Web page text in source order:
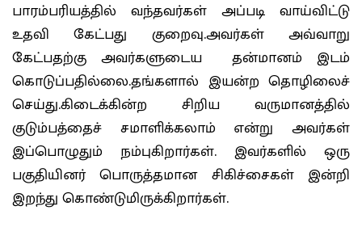
பாரம்பரியத்தில் வந்தவர்கள் அப்படி வாய்விட்டு
உதவி கேட்பது குறைவு.அவர்கள் அவ்வாறு
கேட்பதற்கு அவர்களுடைய தன்மானம் இடம்
கொடுப்பதில்லை.தங்களால் இயன்ற தொழிலைச்
செய்து.கிடைக்கின்ற சிறிய வருமானத்தில்
குடும்பத்தைச் சமாளிக்கலாம் என்று அவர்கள்
இப்பொழுதும் நம்புகிறார்கள். இவர்களில் ஒரு
பகுதியினர் பொருத்தமான சிகிச்சைகள் இன்றி
இறந்து கொண்டுமிருக்கிறார்கள்.